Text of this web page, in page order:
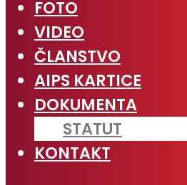
FOTO
VIDEO
ČLANSTVO
AIPS KARTICE
DOKUMENTA
STATUT
KONTAKT